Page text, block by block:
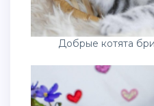
Добрые котята